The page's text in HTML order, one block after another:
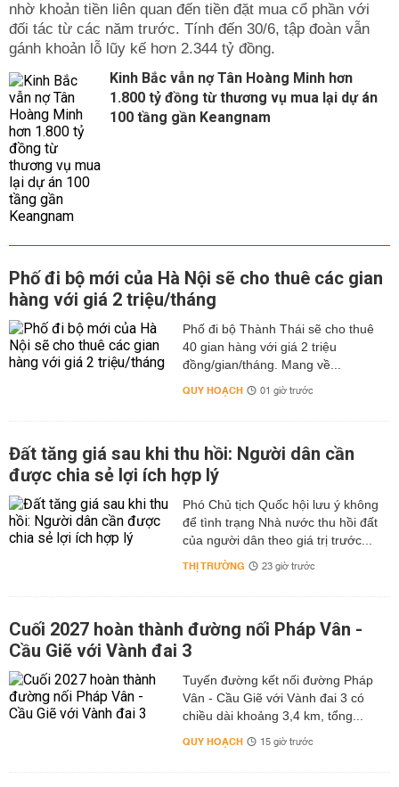
nhờ khoản tiền liên quan đến tiền đặt mua cổ phần với
đối tác từ các năm trước. Tính đến 30/6, tập đoàn vẫn
gánh khoản lỗ lũy kế hơn 2.344 tỷ đồng.
Kinh Bắc vẫn nợ Tân Hoàng Minh hơn
1.800 tỷ đồng từ thương vụ mua lại dự án
100 tầng gần Keangnam
Phố đi bộ mới của Hà Nội sẽ cho thuê các gian
hàng với giá 2 triệu/tháng
Phố đi bộ Thành Thái sẽ cho thuê
40 gian hàng với giá 2 triệu
đồng/gian/tháng. Mang về...
QUY HOẠCH 01 giờ trước
Đất tăng giá sau khi thu hồi: Người dân cần
được chia sẻ lợi ích hợp lý
Phó Chủ tịch Quốc hội lưu ý không
để tình trạng Nhà nước thu hồi đất
của người dân theo giá trị trước...
THỊ TRƯỜNG 23 giờ trước
Cuối 2027 hoàn thành đường nối Pháp Vân -
Cầu Giẽ với Vành đai 3
Tuyến đường kết nối đường Pháp
Vân - Cầu Giẽ với Vành đai 3 có
chiều dài khoảng 3,4 km, tổng...
QUY HOẠCH 15 giờ trước